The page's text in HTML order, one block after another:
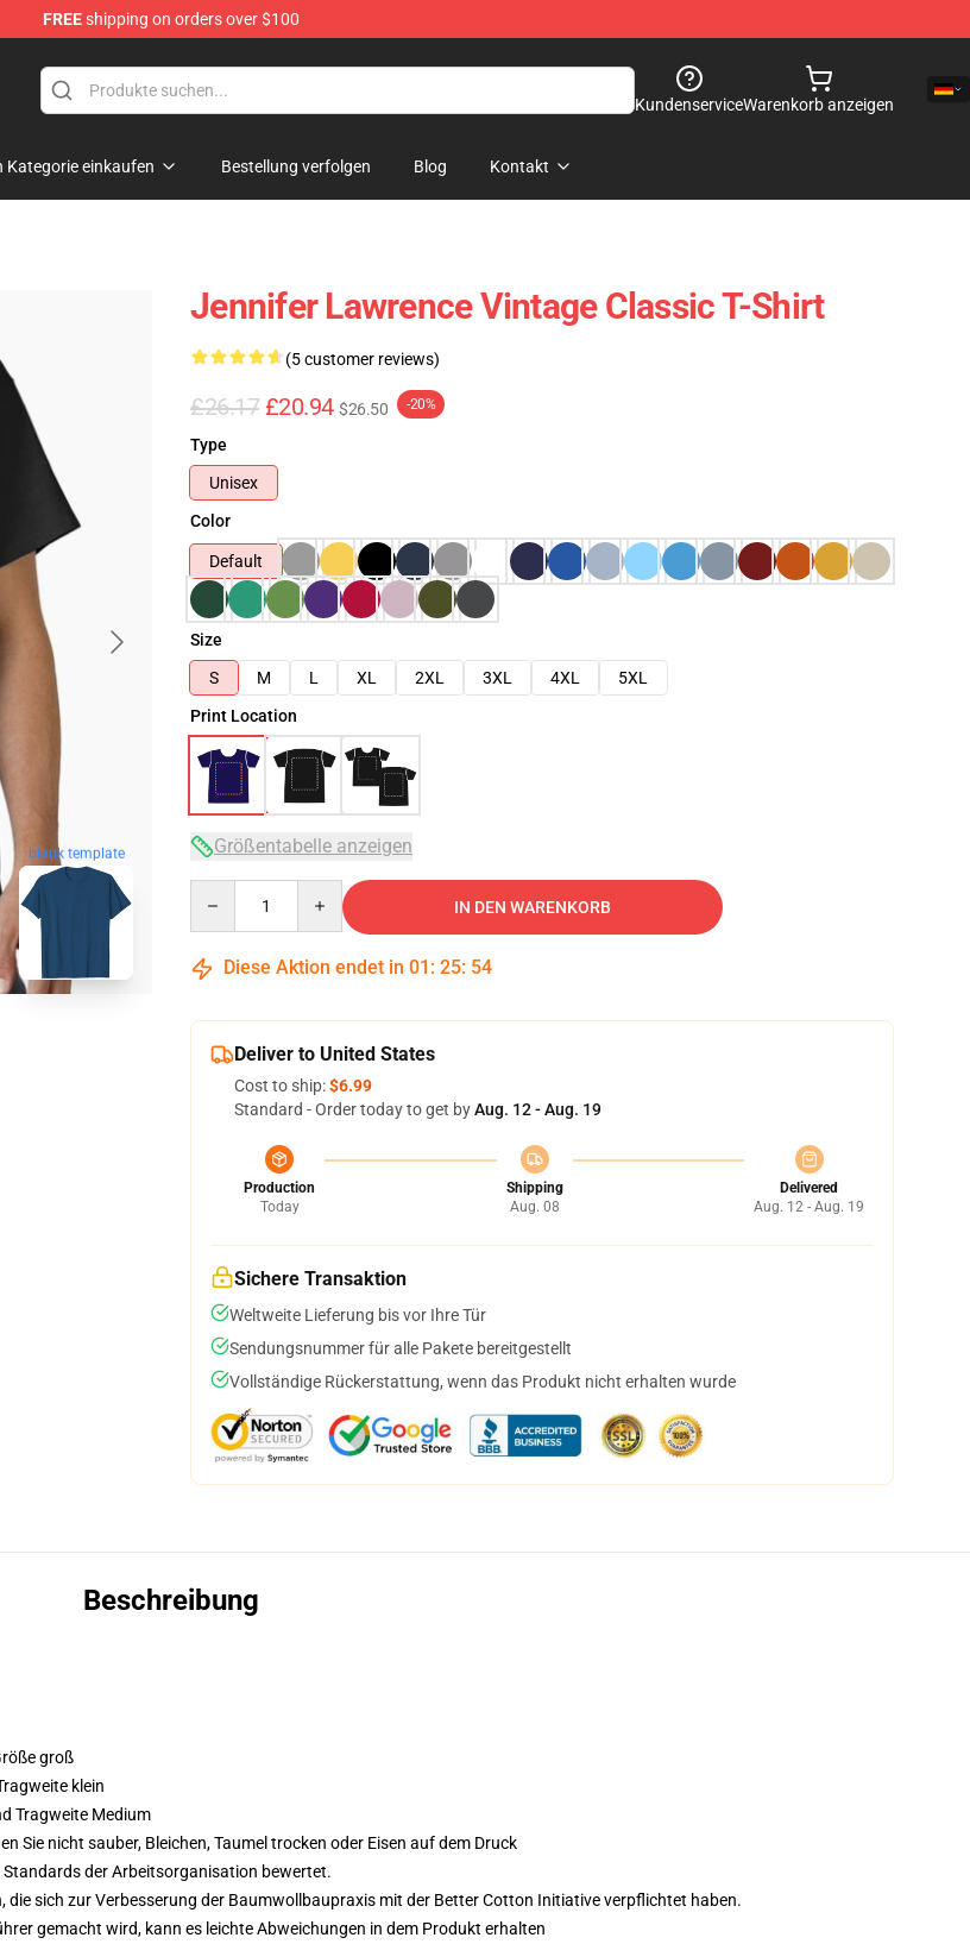
FREEshipping on orders over $100
KundenserviceWarenkorb anzeigen
Kategorie einkaufen Bestellung verfolgen Blog Kontakt
blank template
Jennifer Lawrence Vintage Classic T-Shirt
(5 customer reviews)
£26.17 £20.94 $26.50 -20%
Type
Unisex
Color
Default
Size
S
M L XL 2XL 3XL 4XL
5XL
Print Location
Größentabelle anzeigen
IN DEN WARENKORB
Diese Aktion endet in 01 : 25: 52
Deliver to United States
Cost to ship:$6.99
Standard - Order today to get byAug. 12 - Aug. 19
Production
Today
Shipping
Aug. 08
Delivered
Aug. 12 - Aug. 19
Sichere Transaktion
Weltweite Lieferung bis vor Ihre Tür
Sendungsnummer für alle Pakete bereitgestellt
Vollständige Rückerstattung, wenn das Produkt nicht erhalten wurde
Beschreibung
groß
klein
Tragweite Medium
Sie nicht sauber, Bleichen, Taumel trocken oder Eisen auf dem Druck
der Arbeitsorganisation bewertet.
die sich zur Verbesserung der Baumwollbaupraxis mit der Better Cotton Initiative verpflichtet haben.
gemacht wird, kann es leichte Abweichungen in dem Produkt erhalten